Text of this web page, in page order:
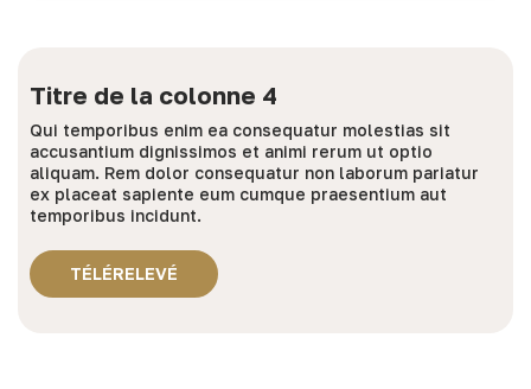
Titre de la colonne 4
Qui temporibus enim ea consequatur molestias sit
accusantium dignissimos et animi rerum ut optio
aliquam. Rem dolor consequatur non laborum pariatur
ex placeat sapiente eum cumque praesentium aut
temporibus incidunt.
TÉLÉRELEVÉ